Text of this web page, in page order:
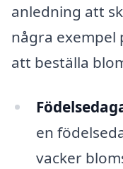
anledning att
några exempel
att beställa
en
vacker